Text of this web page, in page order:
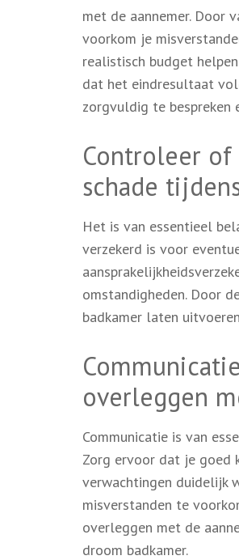
met de aannemer. Door
voorkom je
realistisch budget
dat het eindresultaat
zorgvuldig te bespreken
Controleer of
schade
Het is van essentieel
verzekerd is voor
omstandigheden. Door
badkamer laten
overleggen
Communicatie is van
Zorg ervoor dat je goed
verwachtingen duidelijk
misverstanden te
overleggen met de
droom badkamer.